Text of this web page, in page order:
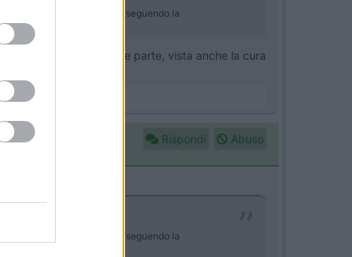
...una ventolina..niente(seguendo la
interrotti da qualche parte, vista anche la cura
Rispondi Abuso
...una ventolina..niente(seguendo la